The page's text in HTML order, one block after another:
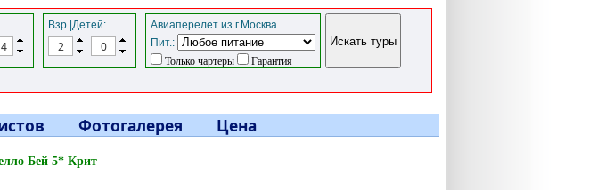
Взр.|Детей:
Авиаперелет из г.Москва
Пит.:
Только чартеры
Гарантия
Фотогалерея Цена
Бей 5* Крит